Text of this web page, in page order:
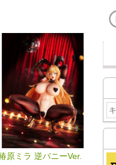
原ミラ 逆バニーVer.